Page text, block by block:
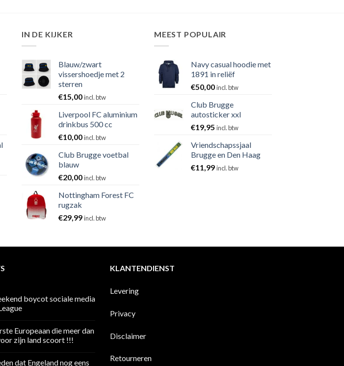
IN DE KIJKER
Blauw/zwart
vissershoedje met 2
sterren
€15,00incl. btw
Liverpool FC aluminium
drinkbus 500 cc
€10,00incl. btw
Club Brugge voetbal
blauw
€20,00incl. btw
Nottingham Forest FC
rugzak
€29,99incl. btw
MEEST POPULAIR
Navy casual hoodie met
1891 in reliëf
€50,00incl. btw
Club Brugge
autosticker xxl
€19,95 incl. btw
Vriendschapssjaal
Brugge en Den Haag
€11,99incl. btw
boycot sociale media
Europeaan die meer dan
zijn land scoort !!!
dat Engeland nog eens
KLANTENDIENST
Levering
Privacy
Disclaimer
Retourneren